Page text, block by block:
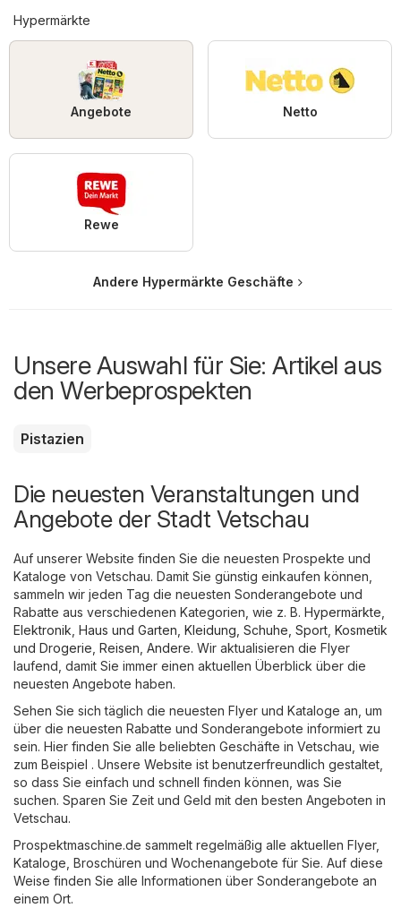
Hypermärkte
Angebote Netto
Rewe
Andere Hypermärkte Geschäfte
Unsere Auswahl für Sie: Artikel aus
den Werbeprospekten
Pistazien
Die neuesten Veranstaltungen und
Angebote der Stadt Vetschau
Auf unserer Website finden Sie die neuesten Prospekte und
Kataloge von Vetschau. Damit Sie günstig einkaufen können,
sammeln wir jeden Tag die neuesten Sonderangebote und
Rabatte aus verschiedenen Kategorien, wie z. B. Hypermärkte
Elektronik Haus und Garten Kleidung, Schuhe, Sport Kosmetik
und Drogerie Reisen Andere. Wir aktualisieren die Flyer
laufend, damit Sie immer einen aktuellen Überblick über die
neuesten Angebote haben.
Sehen Sie sich täglich die neuesten Flyer und Kataloge an, um
über die neuesten Rabatte und Sonderangebote informiert zu
sein. Hier finden Sie alle beliebten Geschäfte in Vetschau, wie
zum Beispiel . Unsere Website ist benutzerfreundlich gestaltet,
so dass Sie einfach und schnell finden können, was Sie
suchen. Sparen Sie Zeit und Geld mit den besten Angeboten in
Vetschau.
Prospektmaschine.de sammelt regelmäßig alle aktuellen Flyer,
Kataloge, Broschüren und Wochenangebote für Sie. Auf diese
Weise finden Sie alle Informationen über Sonderangebote an
einem Ort.